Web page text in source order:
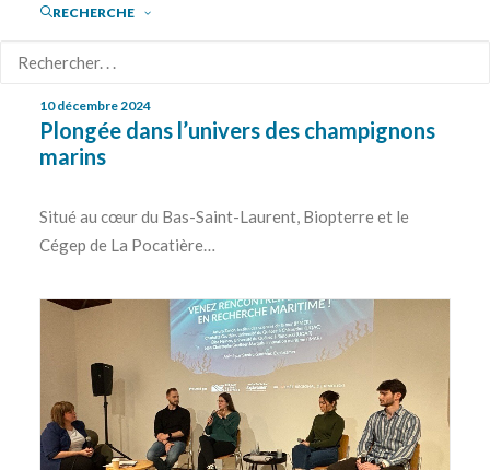
RECHERCHE
10 décembre 2024
Plongée dans l’univers des champignons
marins
Situé au cœur du Bas-Saint-Laurent, Biopterre et le
Cégep de La Pocatière…